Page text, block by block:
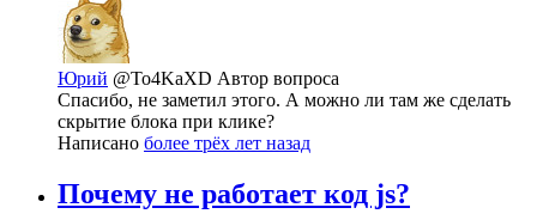
Юрий @To4KaXD Автор вопроса
Спасибо, не заметил этого. А можно ли там же сделать
скрытие блока при клике?
Написано более трёх лет назад
Почему не работает код js?